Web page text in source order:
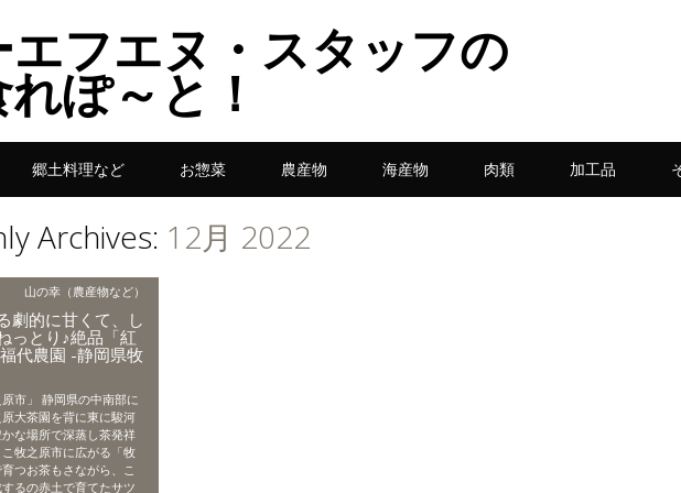
エフエヌ・スタッフの
ぽ～と！
menu
郷土料理など お惣菜 農産物 海産物 肉類 加工品
Archives: 12月 2022
山の幸（農産物など）
劇的に甘くて、し
っとり♪絶品「紅
代農園 -静岡県牧
原市」 静岡県の中南部に
大茶園を背に東に駿河
な場所で深蒸し茶発祥
牧之原市に広がる「牧
つお茶もさながら、こ
るの赤土で育てたサツ